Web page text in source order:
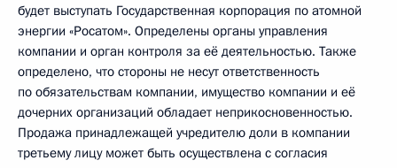
будет выступать Государственная корпорация по атомной
энергии «Росатом». Определены органы управления
компании и орган контроля за её деятельностью. Также
определено, что стороны не несут ответственность
по обязательствам компании, имущество компании и её
дочерних организаций обладает неприкосновенностью.
Продажа принадлежащей учредителю доли в компании
третьему лицу может быть осуществлена с согласия